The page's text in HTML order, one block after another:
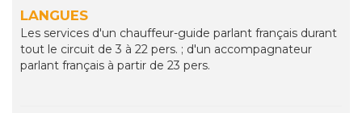
LANGUES
Les services d'un chauffeur-guide parlant français durant
tout le circuit de 3 à 22 pers. ; d'un accompagnateur
parlant français à partir de 23 pers.